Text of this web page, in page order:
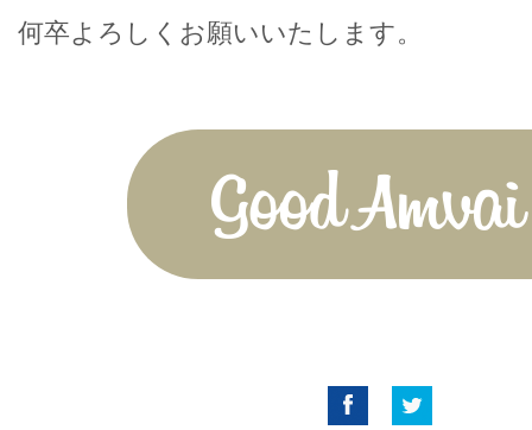
何卒よろしくお願いいたします。